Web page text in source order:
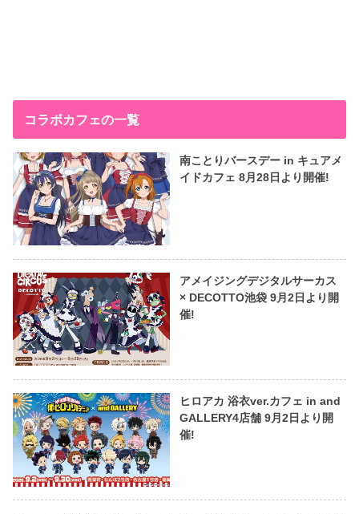
コラボカフェの一覧
南ことりバースデー in キュアメ
イドカフェ 8月28日より開催!
アメイジングデジタルサーカス
× DECOTTO池袋 9月2日より開
催!
ヒロアカ 浴衣ver.カフェ in and
GALLERY4店舗 9月2日より開
催!